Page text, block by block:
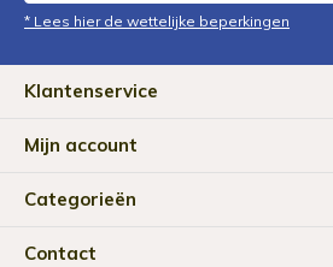
* Lees hier de wettelijke beperkingen
Klantenservice
Mijn account
Categorieën
Contact